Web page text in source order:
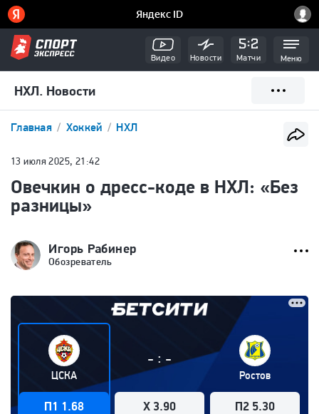
Видео Новости Матчи Меню
НХЛ. Новости
Главная Хоккей НХЛ
13 июля 2025, 21:42
Овечкин о дресс-коде в НХЛ: «Без
разницы»
Игорь Рабинер
Обозреватель
ЦСКА
П1 1.68
- : -
X 3.90
Ростов
П2 5.30